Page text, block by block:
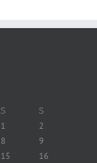
S S
1
2
8
9
15
16